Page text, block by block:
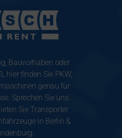
Bauvorhaben oder
hier finden Sie PKW,
genau für
Sprechen Sie uns
Sie Transporter
in Berlin &